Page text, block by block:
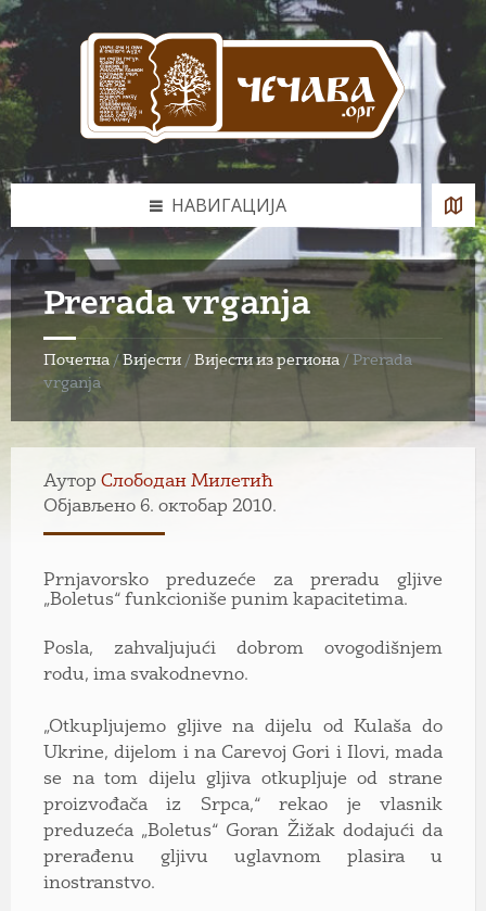
Skip
to
content
Skip
to
left
sidebar
Skip
to
footer
НАВИГАЦИЈА
Prerada vrganja
Почетна /Вијести / Вијести из региона / Prerada
vrganja
Аутор Слободан Милетић
Објављено 6. октобар 2010.
Prnjavorsko preduzeće za preradu gljive
„Boletus“ funkcioniše punim kapacitetima.
Posla, zahvaljujući dobrom ovogodišnjem
rodu, ima svakodnevno.
„Otkupljujemo gljive na dijelu od Kulaša do
Ukrine, dijelom i na Carevoj Gori i Ilovi, mada
se na tom dijelu gljiva otkupljuje od strane
proizvođača iz Srpca,“ rekao je vlasnik
preduzeća „Boletus“ Goran Žižak dodajući da
prerađenu gljivu uglavnom plasira u
inostranstvo.